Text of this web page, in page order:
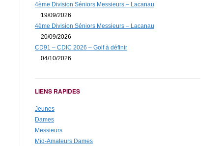
4ème Division Séniors Messieurs – Lacanau
19/09/2026
4ème Division Séniors Messieurs – Lacanau
20/09/2026
CD91 – CDIC 2026 – Golf à définir
04/10/2026
LIENS RAPIDES
Jeunes
Dames
Messieurs
Mid-Amateurs Dames